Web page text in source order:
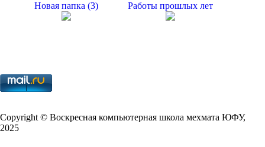
Новая папка (3) Работы прошлых лет
Copy­right © Воскресная компьютерная школа мехмата ЮФУ,
2025